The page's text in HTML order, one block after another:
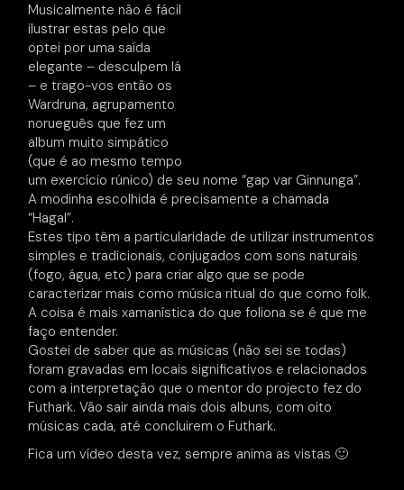
Musicalmente não é fácil
ilustrar estas pelo que
optei por uma saída
elegante – desculpem lá
– e trago-vos então os
Wardruna, agrupamento
norueguês que fez um
album muito simpático
(que é ao mesmo tempo
um exercício rúnico) de seu nome “gap var Ginnunga”.
A modinha escolhida é precisamente a chamada
“Hagal”.
Estes tipo têm a particularidade de utilizar instrumentos
simples e tradicionais, conjugados com sons naturais
(fogo, água, etc) para criar algo que se pode
caracterizar mais como música ritual do que como folk.
A coisa é mais xamanística do que foliona se é que me
faço entender.
Gostei de saber que as músicas (não sei se todas)
foram gravadas em locais significativos e relacionados
com a interpretação que o mentor do projecto fez do
Futhark. Vão sair ainda mais dois albuns, com oito
músicas cada, até concluirem o Futhark.
Fica um vídeo desta vez, sempre anima as vistas 🙂